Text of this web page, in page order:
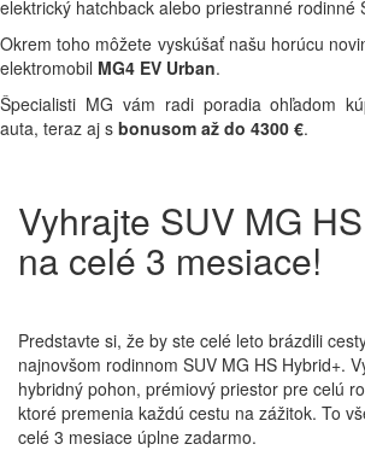
elektrický hatchback alebo priestranné rodinné
Okrem toho môžete vyskúšať našu horúcu
elektromobil MG4 EV Urban.
Špecialisti MG vám radi poradia ohľadom
auta, teraz aj s bonusom až do 4300 €.
Vyhrajte SUV MG
na celé 3 mesiace!
Predstavte si, že by ste celé leto brázdili
najnovšom rodinnom SUV MG HS Hybrid+.
hybridný pohon, prémiový priestor pre celú
ktoré premenia každú cestu na zážitok. To
celé 3 mesiace úplne zadarmo.